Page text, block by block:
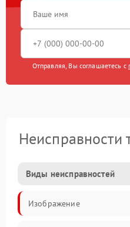
Отправляя, Вы соглашаетесь с
Неисправности
Виды неисправностей
Изображение